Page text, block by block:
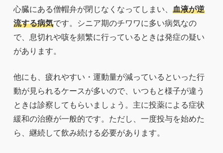
心臓にある僧帽弁が閉じなくなってしまい、 血液が逆
流する病気です。シニア期のチワワに多い病気なの
で、息切れや咳を頻繁に行っているときは発症の疑い
があります。
他にも、疲れやすい・運動量が減っているといった行
動が見られるケースが多いので、いつもと様子が違う
ときは診察してもらいましょう。主に投薬による症状
緩和の治療が一般的です。ただし、一度投与を始めた
ら、継続して飲み続ける必要があります。